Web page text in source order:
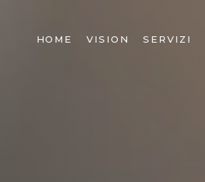
HOME VISION SERVIZI